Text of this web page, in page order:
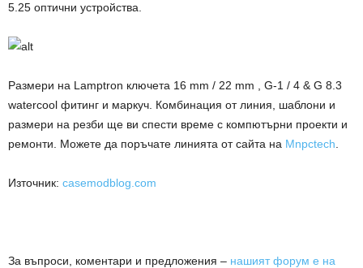
5.25 оптични устройства.
Размери на Lamptron ключета 16 mm / 22 mm , G-1 / 4 & G 8.3
watercool фитинг и маркуч. Комбинация от линия, шаблони и
размери на резби ще ви спести време с компютърни проекти и
ремонти
Можете да поръчате линията от сайта на Mnpctech
Източник: casemodblog.com
За въпроси, коментари и предложения – нашият форум е на